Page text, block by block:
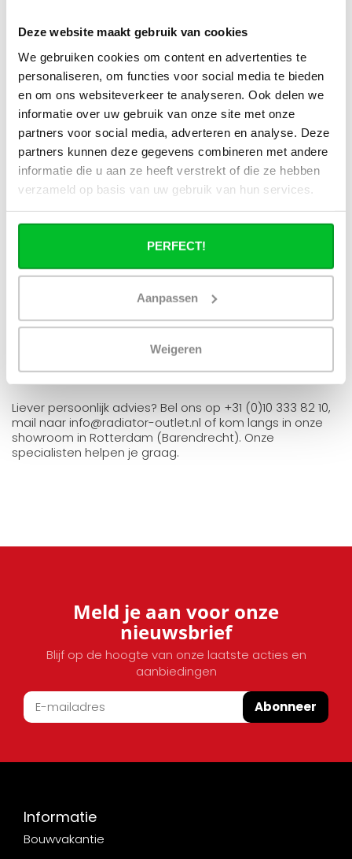
Deze website maakt gebruik van cookies
We gebruiken cookies om content en advertenties te
personaliseren, om functies voor social media te bieden
en om ons websiteverkeer te analyseren. Ook delen we
informatie over uw gebruik van onze site met onze
partners voor social media, adverteren en analyse. Deze
partners kunnen deze gegevens combineren met andere
informatie die u aan ze heeft verstrekt of die ze hebben
verzameld op basis van uw gebruik van hun services.
PERFECT!
Aanpassen
Weigeren
Welk type radiator geeft de meeste warmte?
Passen de aansluitingen van mijn nieuwe
radiator?
Ontdek welke radiator je nodig hebt
Vul de gegevens van je huidige radiator in en ontvang
direct advies. Je ziet welke maat en capaciteit je nodig
hebt én welke radiatoren uit ons assortiment geschikt
zijn.
voor een eerlijke prijs. Direct uit voorraad leverbaar met
10 jaar fabrieksgarantie.
Bekijk alle radiatoren
Liever persoonlijk advies? Bel ons op +31 (0)10 333 82 10,
mail naar info@radiator-outlet.nl of kom langs in onze
showroom in Rotterdam (Barendrecht). Onze
specialisten helpen je graag.
Meld je aan voor onze
nieuwsbrief
Blijf op de hoogte van onze laatste acties en
aanbiedingen
Abonneer
Informatie
Bouwvakantie